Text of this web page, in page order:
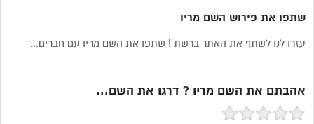
שתפו את פירוש השם מריו
עזרו לנו לשתף את האתר ברשת ! שתפו את השם מריו עם חברים...
אהבתם את השם מריו ? דרגו את השם...